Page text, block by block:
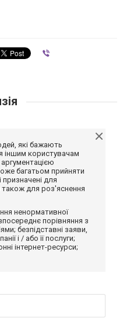
які бажають
іншим користувачам
багатьом прийняти
для
також для роз'яснення
ненормативної
порівняння з
безпідставні заяви,
і / або її послуги;
інтернет-ресурси;